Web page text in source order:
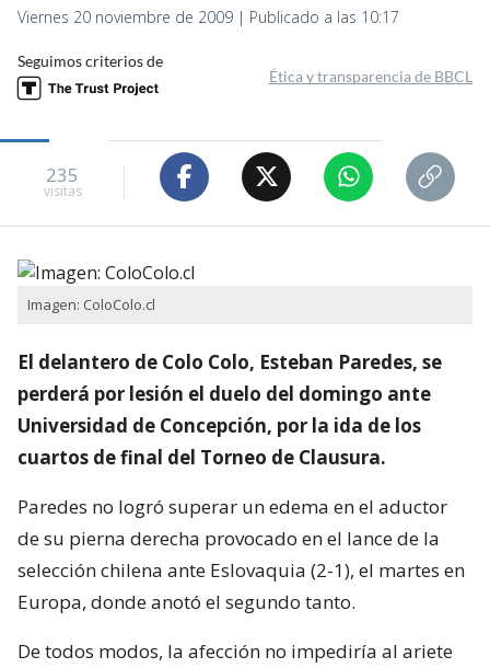
Viernes 20 noviembre de 2009 | Publicado a las 10:17
Seguimos criterios de
Ética y transparencia de BBCL
235
visitas
Imagen: ColoColo.cl
El delantero de Colo Colo, Esteban Paredes, se
perderá por lesión el duelo del domingo ante
Universidad de Concepción, por la ida de los
cuartos de final del Torneo de Clausura.
Paredes no logró superar un edema en el aductor
de su pierna derecha provocado en el lance de la
selección chilena ante Eslovaquia (2-1), el martes en
Europa, donde anotó el segundo tanto.
De todos modos, la afección no impediría al ariete